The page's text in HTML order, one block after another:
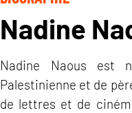
Nadine
Nadine Naous est
Palestinienne et de
de lettres et de